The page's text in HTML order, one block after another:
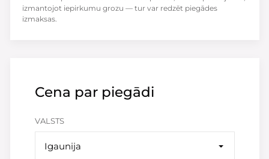
Cena par piegādi
VALSTS
Igaunija
izmantojot iepirkumu grozu — tur var redzēt piegādes
izmaksas.